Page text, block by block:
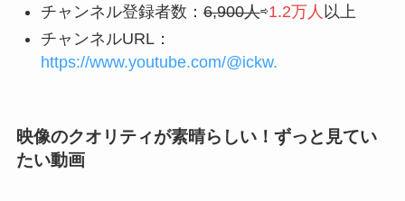
チャンネル登録者数：6,900人⇨1.2万人 以上
チャンネルURL：
https://www.youtube.com/@ickw.
映像のクオリティが素晴らしい！ずっと見てい
たい動画